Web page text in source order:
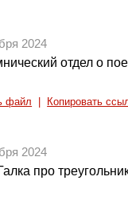
2024
отдел о
файл Копировать
2024
про